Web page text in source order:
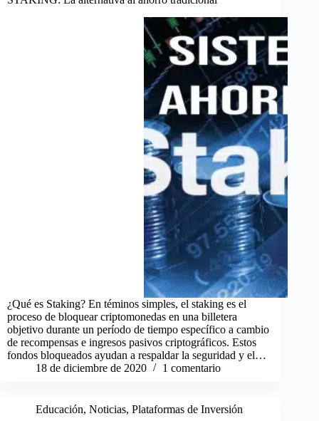
¿Qué es Staking? En téminos simples, el staking es el
proceso de bloquear criptomonedas en una billetera
objetivo durante un período de tiempo específico a cambio
de recompensas e ingresos pasivos criptográficos. Estos
fondos bloqueados ayudan a respaldar la seguridad y el…
18 de diciembre de 2020
1 comentario
Educación, Noticias, Plataformas de Inversión